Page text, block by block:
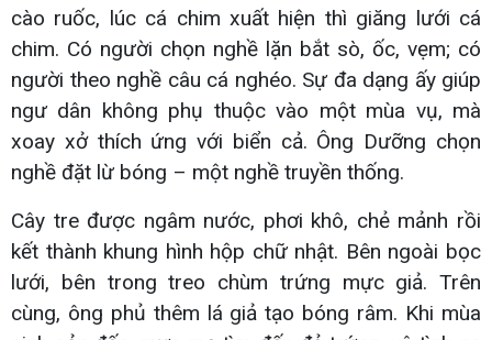
cào ruốc, lúc cá chim xuất hiện thì giăng lưới cá
chim. Có người chọn nghề lặn bắt sò, ốc, vẹm; có
người theo nghề câu cá nghéo. Sự đa dạng ấy giúp
ngư dân không phụ thuộc vào một mùa vụ, mà
xoay xở thích ứng với biển cả. Ông Dưỡng chọn
nghề đặt lừ bóng – một nghề truyền thống.
Cây tre được ngâm nước, phơi khô, chẻ mảnh rồi
kết thành khung hình hộp chữ nhật. Bên ngoài bọc
lưới, bên trong treo chùm trứng mực giả. Trên
cùng, ông phủ thêm lá giả tạo bóng râm. Khi mùa